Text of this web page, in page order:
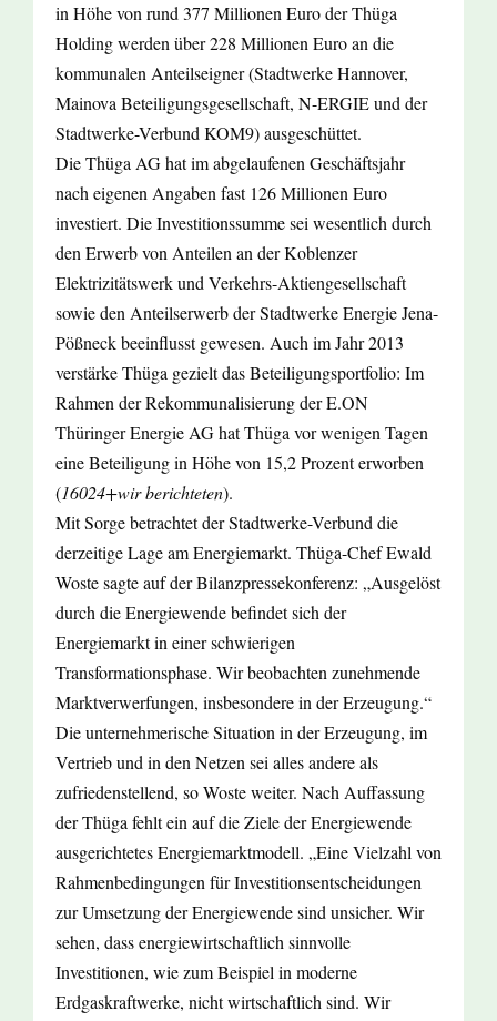
in Höhe von rund 377 Millionen Euro der Thüga
Holding werden über 228 Millionen Euro an die
kommunalen Anteilseigner (Stadtwerke Hannover,
Mainova Beteiligungsgesellschaft, N-ERGIE und der
Stadtwerke-Verbund KOM9) ausgeschüttet.
Die Thüga AG hat im abgelaufenen Geschäftsjahr
nach eigenen Angaben fast 126 Millionen Euro
investiert. Die Investitionssumme sei wesentlich durch
den Erwerb von Anteilen an der Koblenzer
Elektrizitätswerk und Verkehrs-Aktiengesellschaft
sowie den Anteilserwerb der Stadtwerke Energie Jena-
Pößneck beeinflusst gewesen. Auch im Jahr 2013
verstärke Thüga gezielt das Beteiligungsportfolio: Im
Rahmen der Rekommunalisierung der E.ON
Thüringer Energie AG hat Thüga vor wenigen Tagen
eine Beteiligung in Höhe von 15,2 Prozent erworben
(16024+wir berichteten).
Mit Sorge betrachtet der Stadtwerke-Verbund die
derzeitige Lage am Energiemarkt. Thüga-Chef Ewald
Woste sagte auf der Bilanzpressekonferenz: „Ausgelöst
durch die Energiewende befindet sich der
Energiemarkt in einer schwierigen
Transformationsphase. Wir beobachten zunehmende
Marktverwerfungen, insbesondere in der Erzeugung.“
Die unternehmerische Situation in der Erzeugung, im
Vertrieb und in den Netzen sei alles andere als
zufriedenstellend, so Woste weiter. Nach Auffassung
der Thüga fehlt ein auf die Ziele der Energiewende
ausgerichtetes Energiemarktmodell. „Eine Vielzahl von
Rahmenbedingungen für Investitionsentscheidungen
zur Umsetzung der Energiewende sind unsicher. Wir
sehen, dass energiewirtschaftlich sinnvolle
Investitionen, wie zum Beispiel in moderne
Erdgaskraftwerke, nicht wirtschaftlich sind. Wir